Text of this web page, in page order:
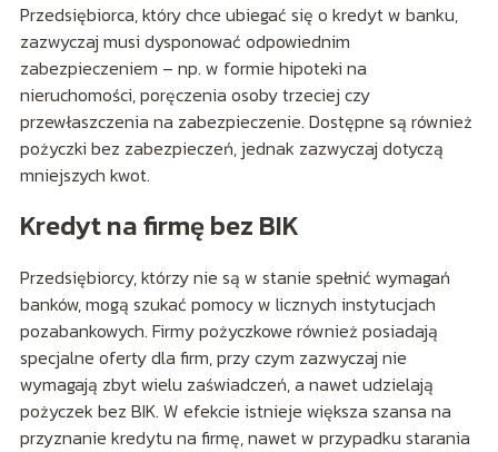
Przedsiębiorca, który chce ubiegać się o kredyt w banku,
zazwyczaj musi dysponować odpowiednim
zabezpieczeniem – np. w formie hipoteki na
nieruchomości, poręczenia osoby trzeciej czy
przewłaszczenia na zabezpieczenie. Dostępne są również
pożyczki bez zabezpieczeń, jednak zazwyczaj dotyczą
mniejszych kwot.
Kredyt na firmę bez BIK
Przedsiębiorcy, którzy nie są w stanie spełnić wymagań
banków, mogą szukać pomocy w licznych instytucjach
pozabankowych. Firmy pożyczkowe również posiadają
specjalne oferty dla firm, przy czym zazwyczaj nie
wymagają zbyt wielu zaświadczeń, a nawet udzielają
pożyczek bez BIK. W efekcie istnieje większa szansa na
przyznanie kredytu na firmę, nawet w przypadku starania